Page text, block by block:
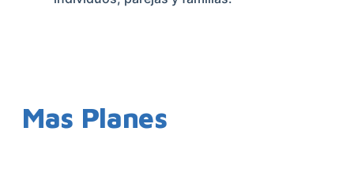
Mas Planes